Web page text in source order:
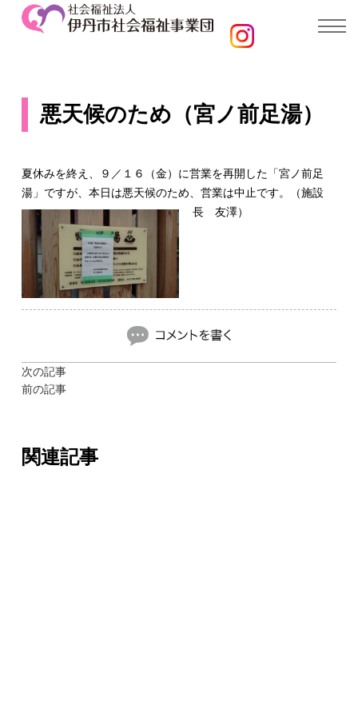
悪天候のため（宮ノ前足湯）
夏休みを終え、９／１６（金）に営業を再開した「宮ノ前足
湯」ですが、本日は悪天候のため、営業は中止です。（施設
長 友澤）
次の記事
前の記事
関連記事